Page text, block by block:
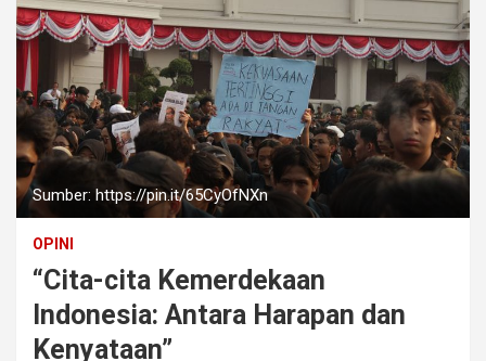
Sumber: https://pin.it/65CyOfNXn
OPINI
“Cita-cita Kemerdekaan
Indonesia: Antara Harapan dan
Kenyataan”